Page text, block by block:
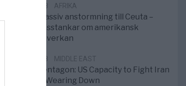
3/8 AFRIKA
Massiv anstormning till Ceuta –
Misstankar om amerikansk
påverkan
2/8 MIDDLE EAST
Pentagon: US Capacity to Fight Iran
is Wearing Down